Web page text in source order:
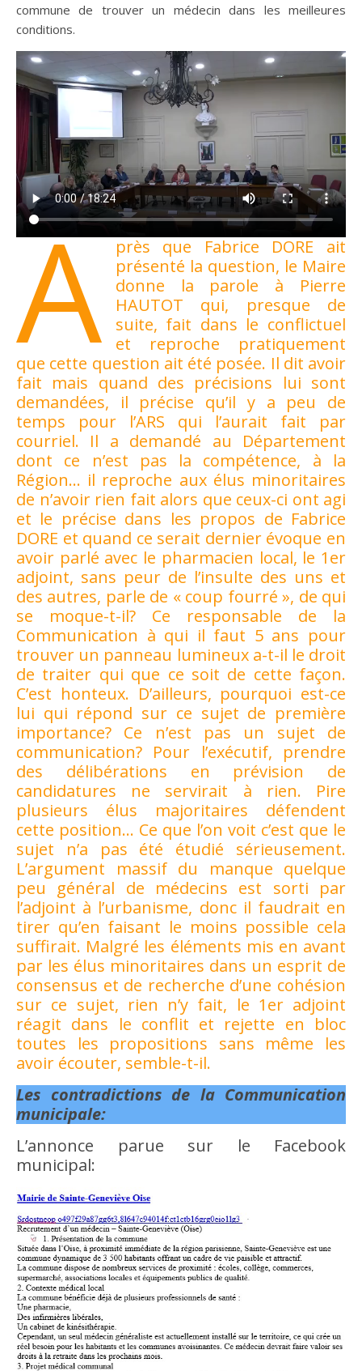
commune de trouver un médecin dans les meilleures
conditions.
A
près que Fabrice DORE ait
présenté la question, le Maire
donne la parole à Pierre
HAUTOT qui, presque de
suite, fait dans le conflictuel
et reproche pratiquement
que cette question ait été posée. Il dit avoir
fait mais quand des précisions lui sont
demandées, il précise qu’il y a peu de
temps pour l’ARS qui l’aurait fait par
courriel. Il a demandé au Département
dont ce n’est pas la compétence, à la
Région… il reproche aux élus minoritaires
de n’avoir rien fait alors que ceux-ci ont agi
et le précise dans les propos de Fabrice
DORE et quand ce serait dernier évoque en
avoir parlé avec le pharmacien local, le 1er
adjoint, sans peur de l’insulte des uns et
des autres, parle de « coup fourré », de qui
se moque-t-il? Ce responsable de la
Communication à qui il faut 5 ans pour
trouver un panneau lumineux a-t-il le droit
de traiter qui que ce soit de cette façon.
C’est honteux. D’ailleurs, pourquoi est-ce
lui qui répond sur ce sujet de première
importance? Ce n’est pas un sujet de
communication? Pour l’exécutif, prendre
des délibérations en prévision de
candidatures ne servirait à rien. Pire
plusieurs élus majoritaires défendent
cette position… Ce que l’on voit c’est que le
sujet n’a pas été étudié sérieusement.
L’argument massif du manque quelque
peu général de médecins est sorti par
l’adjoint à l’urbanisme, donc il faudrait en
tirer qu’en faisant le moins possible cela
suffirait. Malgré les éléments mis en avant
par les élus minoritaires dans un esprit de
consensus et de recherche d’une cohésion
sur ce sujet, rien n’y fait, le 1er adjoint
réagit dans le conflit et rejette en bloc
toutes les propositions sans même les
avoir écouter, semble-t-il.
Les contradictions de la Communication
municipale:
L’annonce parue sur le Facebook
municipal: